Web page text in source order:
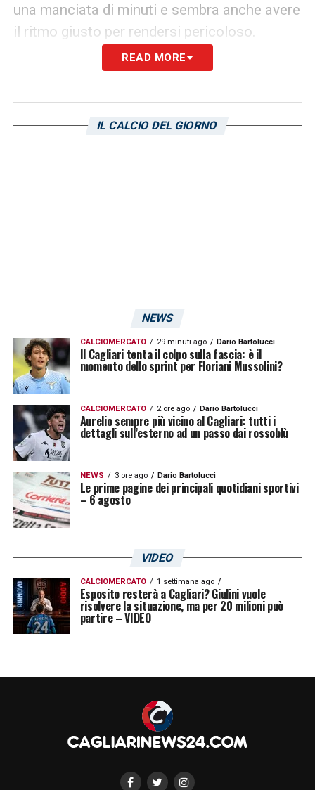
una manciata di minuti e sembra anche avere
il ritmo giusto per rendersi pericoloso.
L’arrivo di Paulo Azzi non gioca certamente
LA PLAYLIST DELLE NOSTRE TOP NEWS
READ MORE
IL CALCIO DEL GIORNO
NEWS
CALCIOMERCATO 29 minuti ago Dario Bartolucci
Il Cagliari tenta il colpo sulla fascia: è il
momento dello sprint per Floriani Mussolini?
CALCIOMERCATO 2 ore ago Dario Bartolucci
Aurelio sempre più vicino al Cagliari: tutti i
dettagli sull’esterno ad un passo dai rossoblù
NEWS 3 ore ago Dario Bartolucci
Le prime pagine dei principali quotidiani sportivi
– 6 agosto
VIDEO
CALCIOMERCATO 1 settimana ago
Esposito resterà a Cagliari? Giulini vuole
risolvere la situazione, ma per 20 milioni può
partire – VIDEO